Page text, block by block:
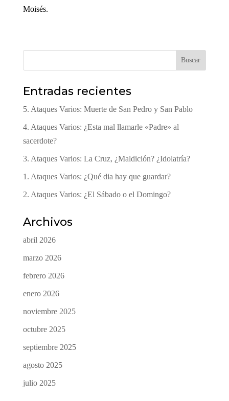
Moisés.
Buscar
Entradas recientes
5. Ataques Varios: Muerte de San Pedro y San Pablo
4. Ataques Varios: ¿Esta mal llamarle «Padre» al
sacerdote?
3. Ataques Varios: La Cruz, ¿Maldición? ¿Idolatría?
1. Ataques Varios: ¿Qué dia hay que guardar?
2. Ataques Varios: ¿El Sábado o el Domingo?
Archivos
abril 2026
marzo 2026
febrero 2026
enero 2026
noviembre 2025
octubre 2025
septiembre 2025
agosto 2025
julio 2025